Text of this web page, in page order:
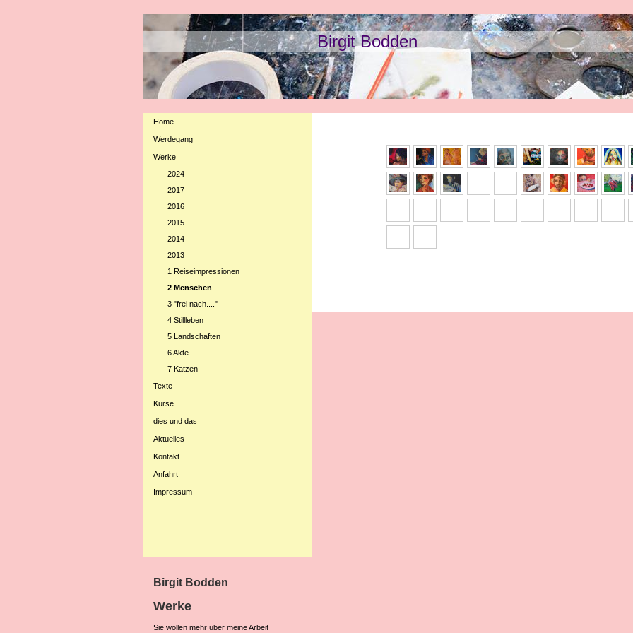
Birgit Bodden
Home
Werdegang
Werke
2024
2017
2016
2015
2014
2013
1 Reiseimpressionen
2 Menschen
3 "frei nach...."
4 Stillleben
5 Landschaften
6 Akte
7 Katzen
Texte
Kurse
dies und das
Aktuelles
Kontakt
Anfahrt
Impressum
Birgit Bodden
Werke
Sie wollen mehr über meine Arbeit